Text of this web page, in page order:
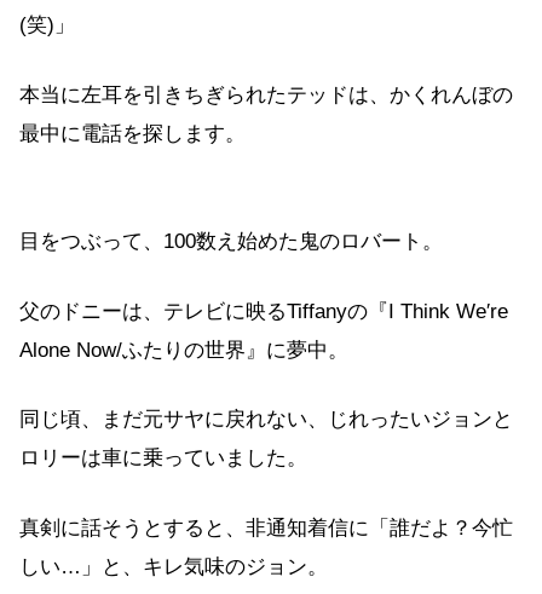
(笑)」
本当に左耳を引きちぎられたテッドは、かくれんぼの
最中に電話を探します。
目をつぶって、100数え始めた鬼のロバート。
父のドニーは、テレビに映るTiffanyの『I Think We′re
Alone Now/ふたりの世界』に夢中。
同じ頃、まだ元サヤに戻れない、じれったいジョンと
ロリーは車に乗っていました。
真剣に話そうとすると、非通知着信に「誰だよ？今忙
しい…」と、キレ気味のジョン。